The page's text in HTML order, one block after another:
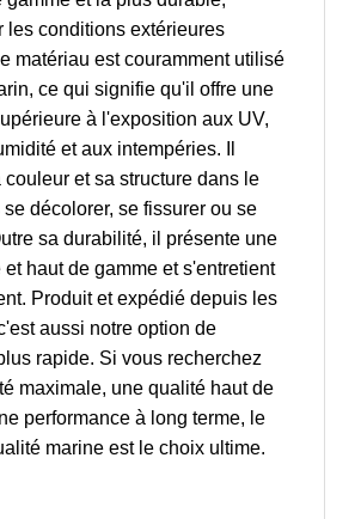
les conditions extérieures
matériau est couramment utilisé
ce qui signifie qu'il offre une
à l'exposition aux UV,
et aux intempéries. Il
couleur et sa structure dans le
décolorer, se fissurer ou se
sa durabilité, il présente une
haut de gamme et s'entretient
Produit et expédié depuis les
aussi notre option de
rapide. Si vous recherchez
maximale, une qualité haut de
performance à long terme, le
marine est le choix ultime.